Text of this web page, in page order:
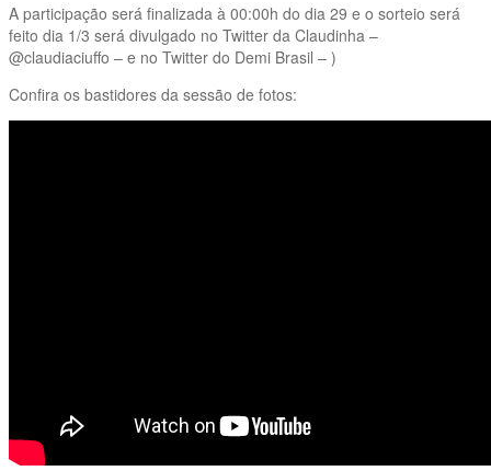
A participação será finalizada à 00:00h do dia 29 e o sorteio será
feito dia 1/3 será divulgado no Twitter da Claudinha –
@claudiaciuffo – e no Twitter do Demi Brasil – )
Confira os bastidores da sessão de fotos: